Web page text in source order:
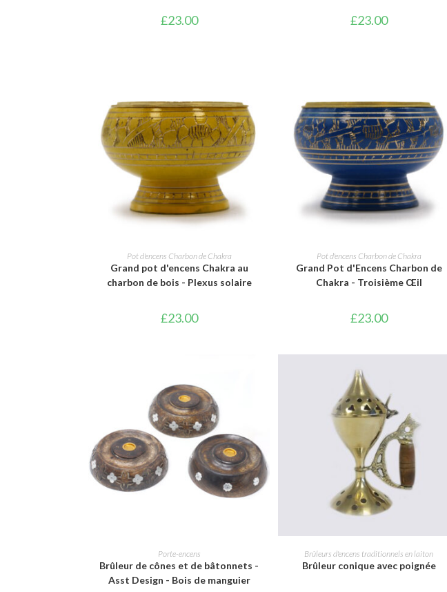
£23.00 £23.00
AJOUTER AU PANIER
Pot d'encens Charbon de Chakra
Grand pot d'encens Chakra au
charbon de bois - Plexus solaire
£23.00
AJOUTER AU PANIER
Pot d'encens Charbon de Chakra
Grand Pot d'Encens Charbon de
Chakra - Troisième Œil
£23.00
AJOUTER AU PANIER
Porte-encens
Brûleur de cônes et de bâtonnets -
Asst Design - Bois de manguier
AJOUTER AU PANIER
Brûleurs d'encens traditionnels en laiton
Brûleur conique avec poignée